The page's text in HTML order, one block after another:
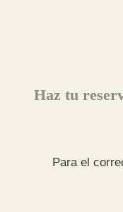
Haz tu
Para el